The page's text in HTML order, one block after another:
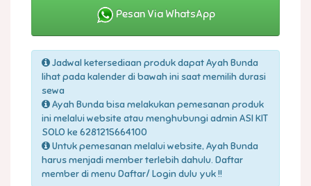
Pesan Via WhatsApp
Jadwal ketersediaan produk dapat Ayah Bunda
lihat pada kalender di bawah ini saat memilih durasi
sewa
Ayah Bunda bisa melakukan pemesanan produk
ini melalui website atau menghubungi admin ASI KIT
SOLO ke 6281215664100
Untuk pemesanan melalui website, Ayah Bunda
harus menjadi member terlebih dahulu. Daftar
member di menu Daftar/ Login dulu yuk !!